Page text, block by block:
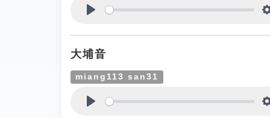
大埔音
miang113 san31